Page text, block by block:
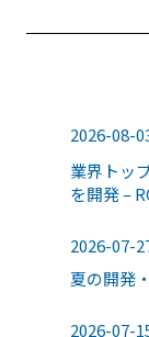
2026-08-
業界トッ
を開発 –
2026-07-
夏の開発
2026-07-